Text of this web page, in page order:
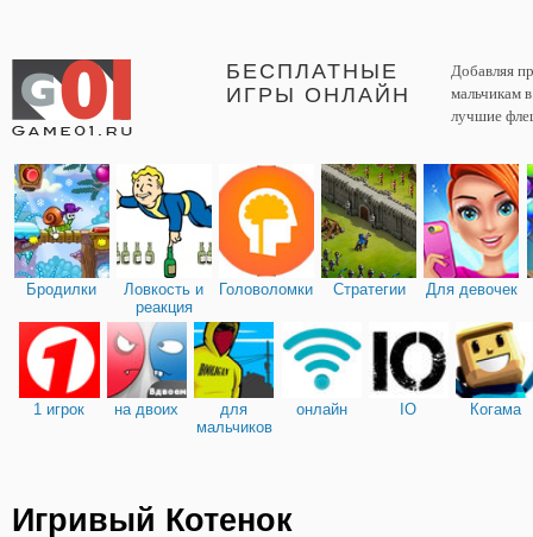
БЕСПЛАТНЫЕ
ИГРЫ ОНЛАЙН
Добавляя
мальчикам
лучшие
Бродилки
Ловкость и
реакция
Головоломки Стратегии Для девочек
1 игрок на двоих
для
мальчиков
онлайн IO Когама
Игривый Котенок